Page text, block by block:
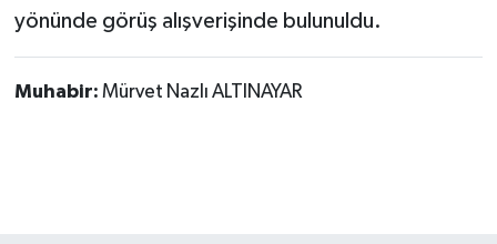
yönünde görüş alışverişinde bulunuldu.
Muhabir: Mürvet Nazlı ALTINAYAR